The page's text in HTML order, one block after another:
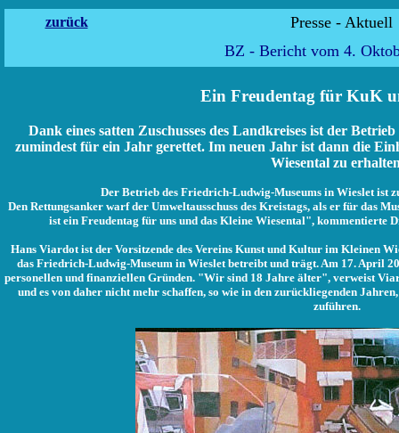
zurück
Presse
BZ - Bericht vom 4.
Ein Freudentag für KuK
Dank eines satten Zuschusses des Landkreises ist der
zumindest für ein Jahr gerettet. Im neuen Jahr ist dann die
Wiesental zu
Der Betrieb des Friedrich-Ludwig-Museums in Wieslet ist
Den Rettungsanker warf der Umweltausschuss des Kreistags, als er für das
ist ein Freudentag für uns und das Kleine Wiesental", kommentierte
Hans Viardot ist der Vorsitzende des Vereins Kunst und Kultur im Kleinen
das Friedrich-Ludwig-Museum in Wieslet betreibt und trägt. Am 17. April
personellen und finanziellen Gründen. "Wir sind 18 Jahre älter", verweist
und es von daher nicht mehr schaffen, so wie in den zurückliegenden
zuführen.